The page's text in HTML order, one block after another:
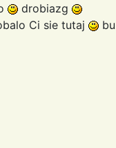
drobiazg
Ci sie tutaj